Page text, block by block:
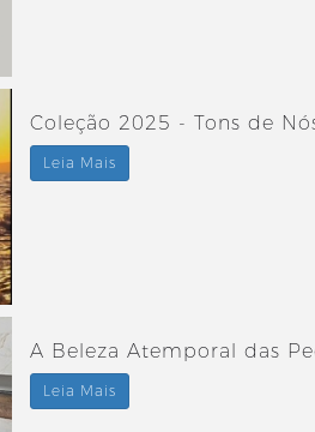
Coleção 2025 - Tons de
Leia Mais
A Beleza Atemporal das
Leia Mais